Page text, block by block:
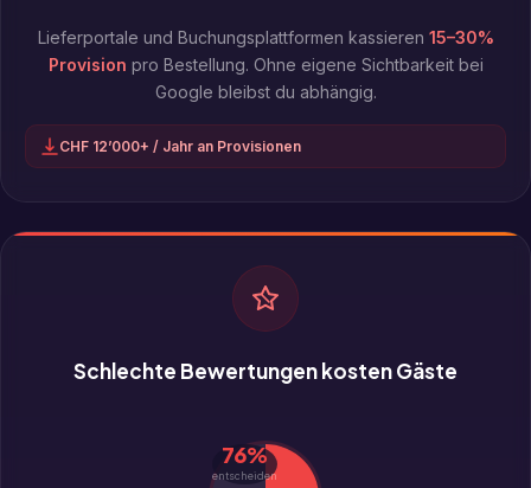
Lieferportale und Buchungsplattformen kassieren 15–30%
Provision pro Bestellung. Ohne eigene Sichtbarkeit bei
Google bleibst du abhängig.
CHF 12’000+ / Jahr an Provisionen
Schlechte Bewertungen kosten Gäste
76%
entscheiden